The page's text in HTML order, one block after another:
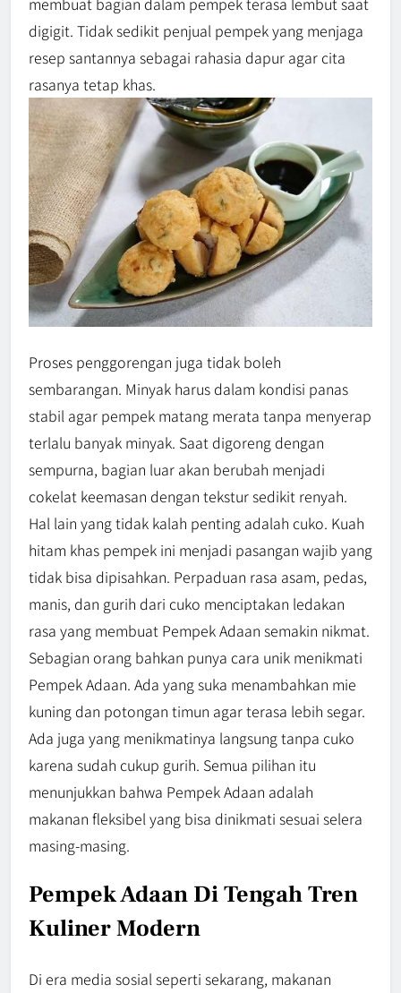
digigit. Tidak sedikit penjual pempek yang menjaga
resep santannya sebagai rahasia dapur agar cita
rasanya tetap khas.
Proses penggorengan juga tidak boleh
sembarangan. Minyak harus dalam kondisi panas
stabil agar pempek matang merata tanpa menyerap
terlalu banyak minyak. Saat digoreng dengan
sempurna, bagian luar akan berubah menjadi
cokelat keemasan dengan tekstur sedikit renyah.
Hal lain yang tidak kalah penting adalah cuko. Kuah
hitam khas pempek ini menjadi pasangan wajib yang
tidak bisa dipisahkan. Perpaduan rasa asam, pedas,
manis, dan gurih dari cuko menciptakan ledakan
rasa yang membuat Pempek Adaan semakin nikmat.
Sebagian orang bahkan punya cara unik menikmati
Pempek Adaan. Ada yang suka menambahkan mie
kuning dan potongan timun agar terasa lebih segar.
Ada juga yang menikmatinya langsung tanpa cuko
karena sudah cukup gurih. Semua pilihan itu
menunjukkan bahwa Pempek Adaan adalah
makanan fleksibel yang bisa dinikmati sesuai selera
masing-masing.
Pempek Adaan Di Tengah Tren
Kuliner Modern
Di era media sosial seperti sekarang, makanan